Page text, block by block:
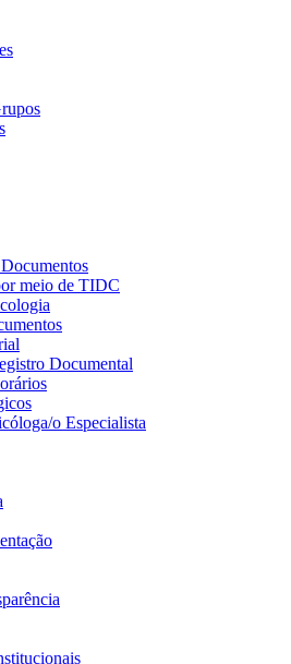
meio de TIDC
Documental
o Especialista